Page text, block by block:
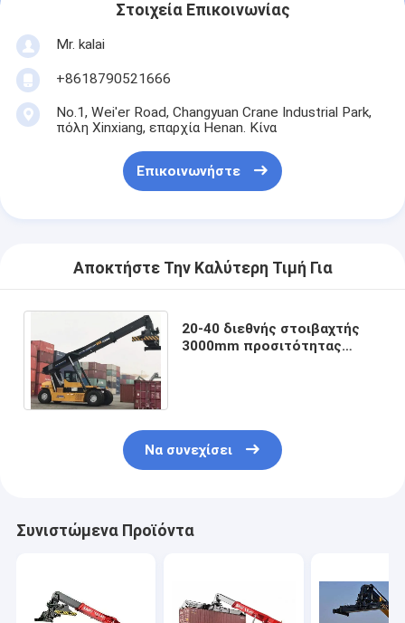
Στοιχεία Επικοινωνίας
Mr. kalai
+8618790521666
No.1, Wei'er Road, Changyuan Crane Industrial Park,
πόλη Xinxiang, επαρχία Henan. Κίνα
Επικοινωνήστε
Αποκτήστε Την Καλύτερη Τιμή Για
20-40 διεθνής στοιβαχτής
3000mm προσιτότητας
Να συνεχίσει
Συνιστώμενα Προϊόντα